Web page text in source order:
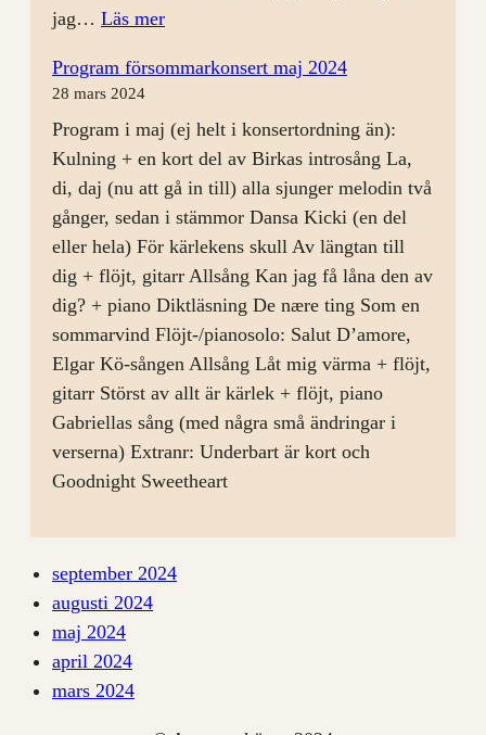
jag… Läs mer:
24
Program försommarkonsert maj 2024
28 mars 2024
Program i maj (ej helt i konsertordning än):
Kulning + en kort del av Birkas introsång La,
di, daj (nu att gå in till) alla sjunger melodin två
gånger, sedan i stämmor Dansa Kicki (en del
eller hela) För kärlekens skull Av längtan till
dig + flöjt, gitarr Allsång Kan jag få låna den av
dig? + piano Diktläsning De nære ting Som en
sommarvind Flöjt-/pianosolo: Salut D’amore,
Elgar Kö-sången Allsång Låt mig värma + flöjt,
gitarr Störst av allt är kärlek + flöjt, piano
Gabriellas sång (med några små ändringar i
verserna) Extranr: Underbart är kort och
Goodnight Sweetheart
september 2024
augusti 2024
maj 2024
april 2024
mars 2024